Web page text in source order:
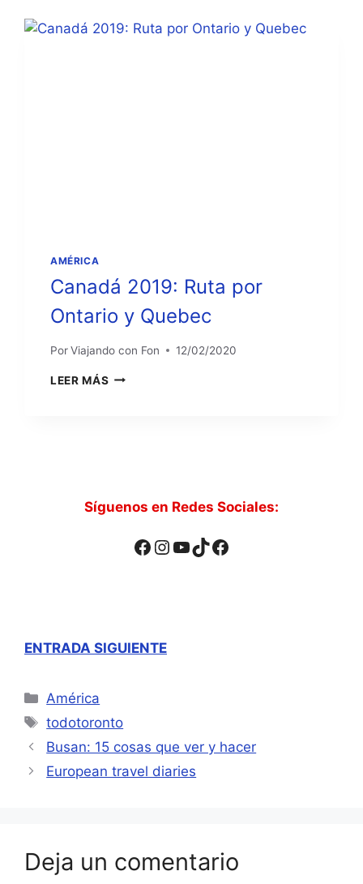
AMÉRICA
Canadá 2019: Ruta por
Ontario y Quebec
PorViajando con Fon 12/02/2020
LEER MÁS CANADÁ
Síguenos en Redes Sociales:
Facebook
Instagram
YouTube
TikTok
Facebook
ENTRADA SIGUIENTE
Categorías
América
Etiquetas
todotoronto
Busan: 15 cosas que ver y hacer
European travel diaries
Deja un comentario